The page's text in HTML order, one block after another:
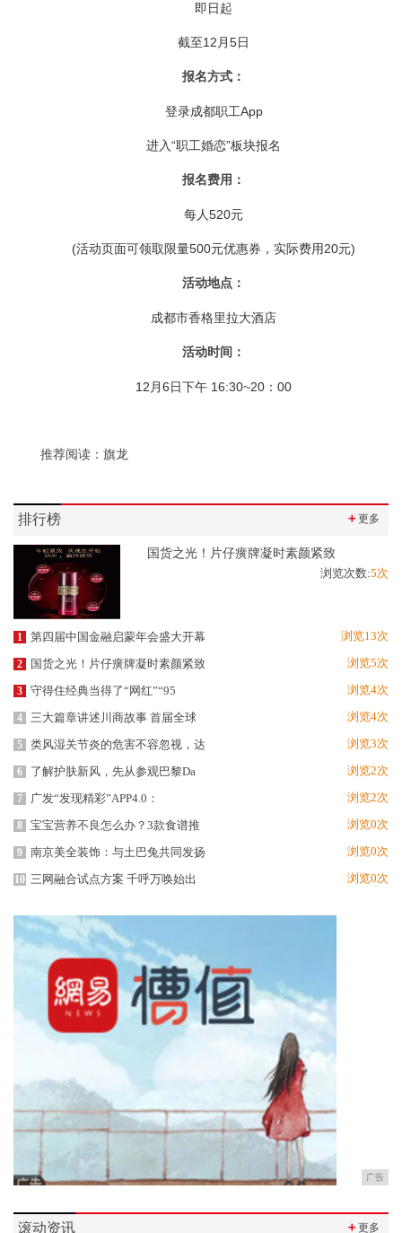
即日起
截至12月5日
报名方式：
登录成都职工App
进入“职工婚恋”板块报名
报名费用：
每人520元
(活动页面可领取限量500元优惠券，实际费用20元)
活动地点：
成都市香格里拉大酒店
活动时间：
12月6日下午 16:30~20：00
推荐阅读： 旗龙
排行榜 ＋更多
国货之光！片仔癀牌凝时素颜紧致
浏览次数:5次
1 第四届中国金融启蒙年会盛大开幕 浏览13次
2 国货之光！片仔癀牌凝时素颜紧致 浏览5次
3 守得住经典当得了“网红”“95 浏览4次
4 三大篇章讲述川商故事 首届全球 浏览4次
5 类风湿关节炎的危害不容忽视，达 浏览3次
6 了解护肤新风，先从参观巴黎Da 浏览2次
7 广发“发现精彩”APP4.0： 浏览2次
8 宝宝营养不良怎么办？3款食谱推 浏览0次
9 南京美全装饰：与土巴兔共同发扬 浏览0次
10 三网融合试点方案 千呼万唤始出 浏览0次
广告
滚动资讯 ＋更多